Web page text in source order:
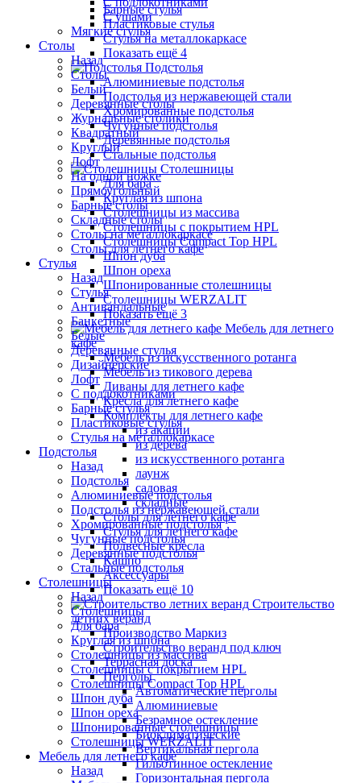
Барные стулья
Пластиковые стулья
Стулья на металлокаркасе
Показать ещё 4
Подстолья
Алюминиевые подстолья
Подстолья из нержавеющей стали
Хромированные подстолья
Чугунные подстолья
Деревянные подстолья
Стальные подстолья
Столешницы
Для бара
Круглая из шпона
Столешницы из массива
Столешницы с покрытием HPL
Столешницы Сompact Top HPL
Шпон дуба
Шпон ореха
Шпонированные столешницы
Столешницы WERZALIT
Показать ещё 3
Мебель для летнего
кафе
Мебель из искусственного ротанга
Мебель из тикового дерева
Диваны для летнего кафе
Кресла для летнего кафе
Комплекты для летнего кафе
из акации
из дерева
из искусственного ротанга
лаунж
садовая
складные
Столы для летнего кафе
Стулья для летнего кафе
Подвесные кресла
Кашпо
Аксессуары
Показать ещё 10
Строительство
летних веранд
Производство Маркиз
Строительство веранд под ключ
Террасная доска
Перголы
Автоматические перголы
Алюминиевые
Безрамное остекление
Биоклиматические
Вертикальная пергола
Гильотинное остекление
Горизонтальная пергола
С ушами
Мягкие стулья
Столы
Назад
Столы
Белый
Деревянные столы
Журнальные столики
Квадратный
Круглый
Лофт
На одной ножке
Прямоугольный
Барные столы
Складные столы
Столы на металлокаркасе
Столы для летнего кафе
Стулья
Назад
Стулья
Антивандальные
Банкетные
Белые
Деревянные стулья
Дизайнерские
Лофт
С подлокотниками
Барные стулья
Пластиковые стулья
Стулья на металлокаркасе
Подстолья
Назад
Подстолья
Алюминиевые подстолья
Подстолья из нержавеющей стали
Хромированные подстолья
Чугунные подстолья
Деревянные подстолья
Стальные подстолья
Столешницы
Назад
Столешницы
Для бара
Круглая из шпона
Столешницы из массива
Столешницы с покрытием HPL
Столешницы Сompact Top HPL
Шпон дуба
Шпон ореха
Шпонированные столешницы
Столешницы WERZALIT
Мебель для летнего кафе
Назад